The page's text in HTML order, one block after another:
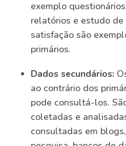
exemplo
relatórios e estudo de
satisfação são
primários.
Dados secundários:
ao contrário dos
pode consultá-los.
coletadas e
consultadas em